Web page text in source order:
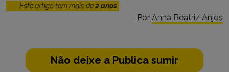
Este artigo tem mais de2 anos
Por Anna Beatriz Anjos
Não deixe a Publica sumir